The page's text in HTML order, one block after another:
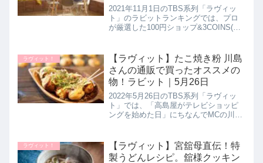
ムを厳選！ラビットランキング
｜11月1日
2021年11月1日のTBS系列「ラヴィッ
ト」のラビットランキングでは、プロ
が厳選した100円ショップ&3COINS(ス
紹介します。100均のダイソーさん、キ
ャンドゥさん...
ラヴィット！
【ラヴィット】たこ焼き粉 川島
さんの通販で買ったオススメの
物！ラビット｜5月26日
2022年5月26日のTBS系列「ラヴィッ
ト」では、「高島屋がテレビショッピ
ングを始めた日」にちなんでMCの川島
紹介します。>>ラヴィット記事一覧は
こちら川島さんの最近 ...
ラヴィット！
【ラヴィット】宮舘母直伝！特
製うどんレシピ。舘様クッキン